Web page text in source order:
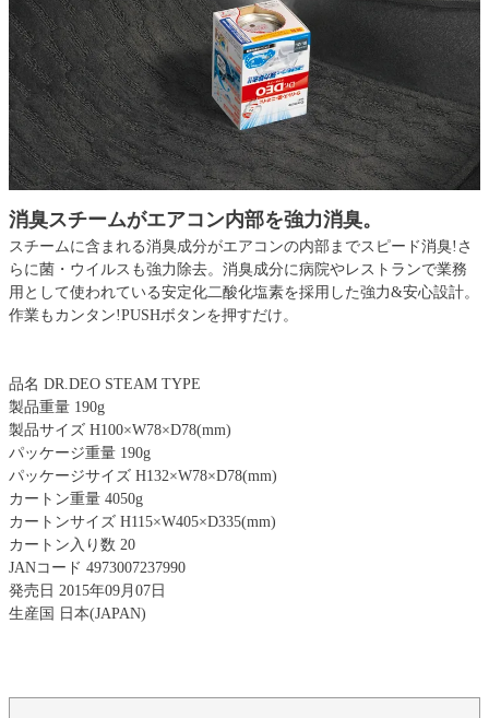
消臭スチームがエアコン内部を強力消臭。
スチームに含まれる消臭成分がエアコンの内部までスピード消臭!さ
らに菌・ウイルスも強力除去。消臭成分に病院やレストランで業務
用として使われている安定化二酸化塩素を採用した強力&安心設計。
作業もカンタン!PUSHボタンを押すだけ。
品名 DR.DEO STEAM TYPE
製品重量 190g
製品サイズ H100×W78×D78(mm)
パッケージ重量 190g
パッケージサイズ H132×W78×D78(mm)
カートン重量 4050g
カートンサイズ H115×W405×D335(mm)
カートン入り数 20
JANコード 4973007237990
発売日 2015年09月07日
生産国 日本(JAPAN)